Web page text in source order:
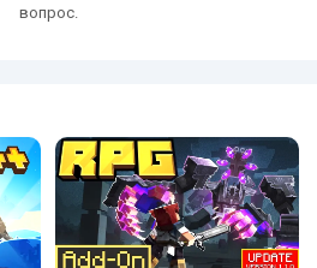
вопрос.